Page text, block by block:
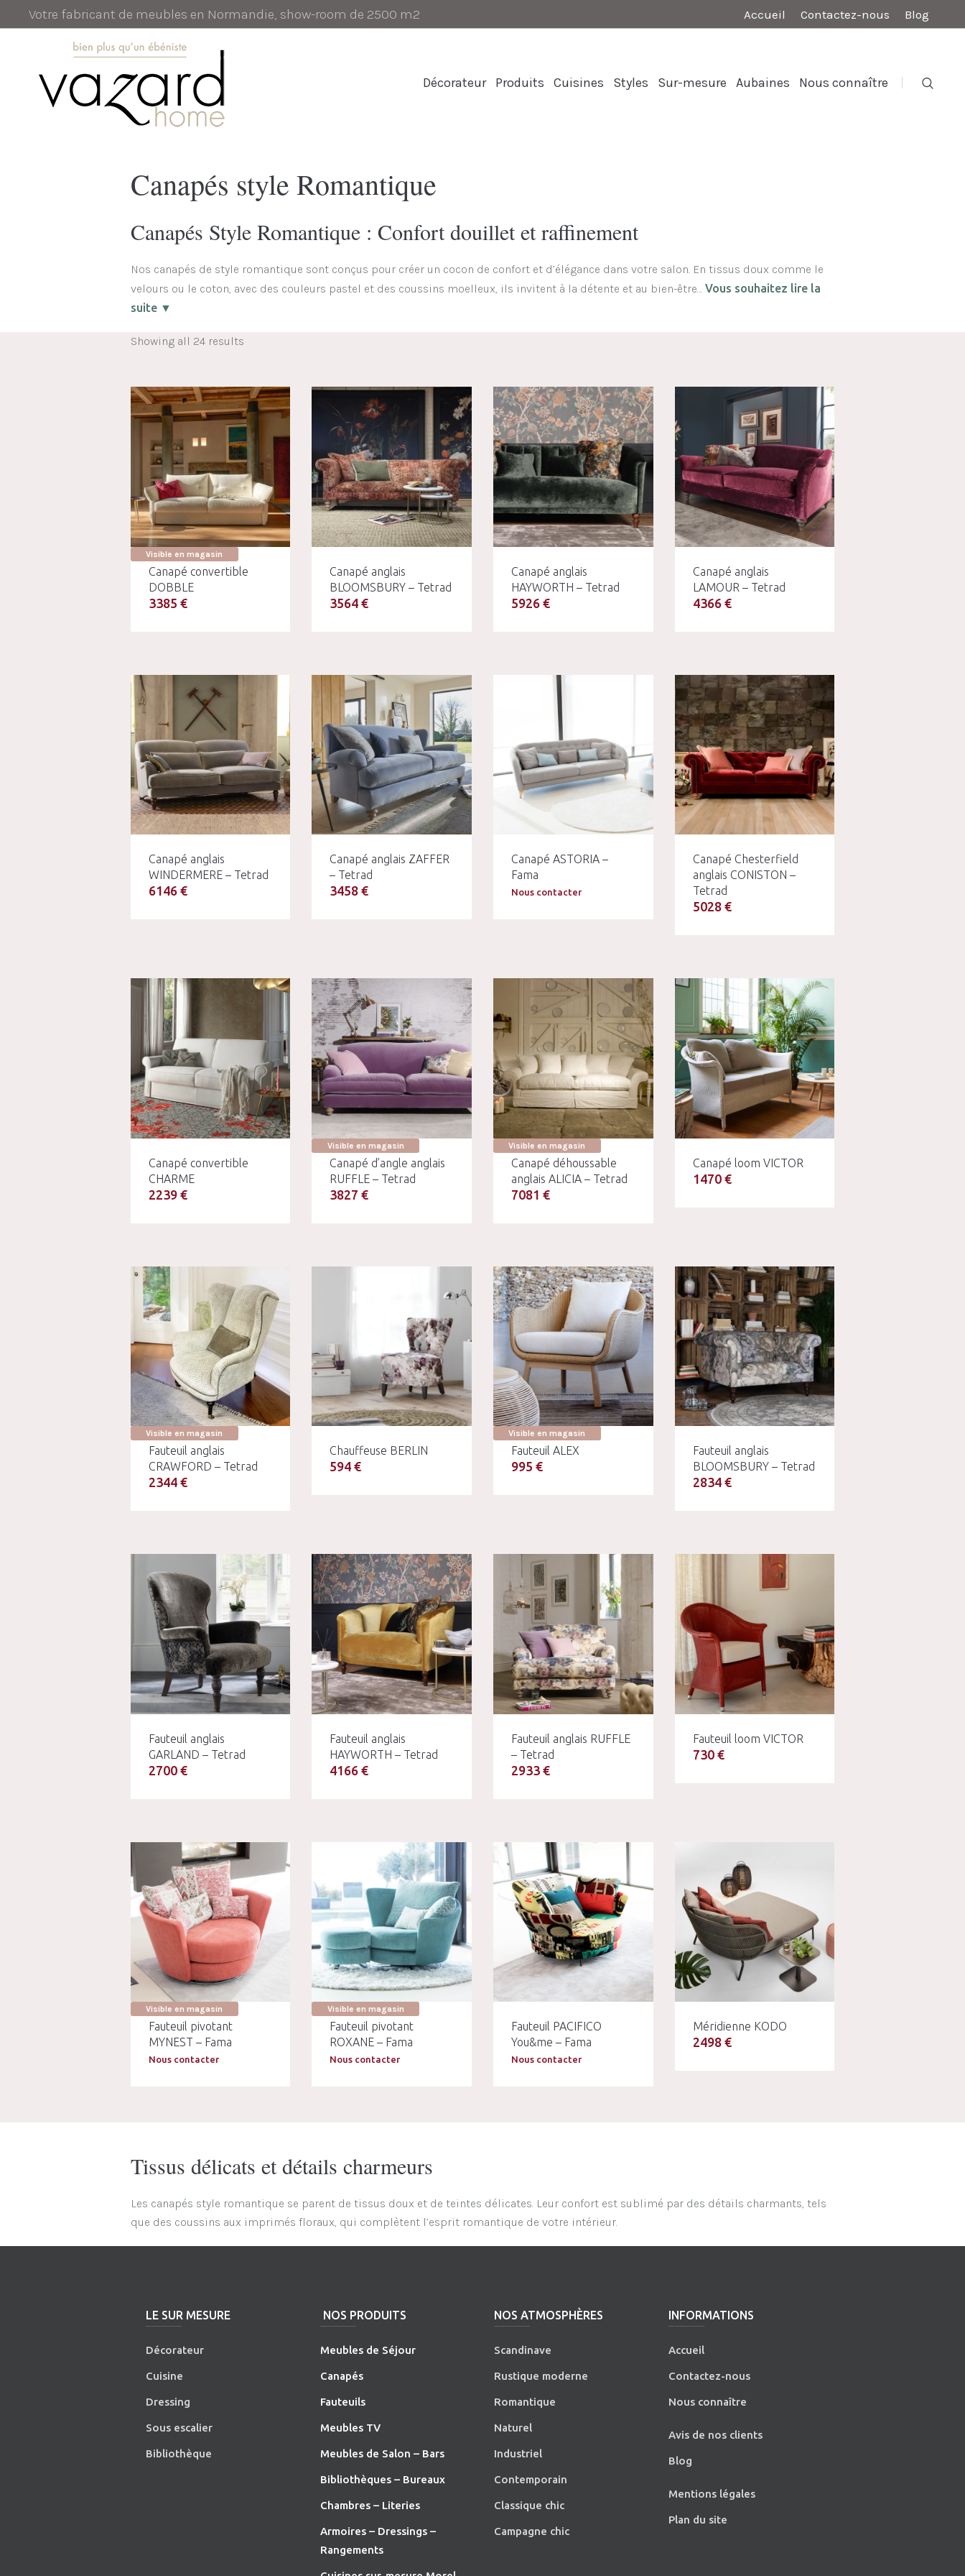
Accueil Contactez-nous Blog
Votre fabricant de meubles en Normandie, show-room de 2500 m2
Décorateur Produits Cuisines Styles Sur-mesure Aubaines Nous connaître
Canapés style Romantique
Canapés Style Romantique : Confort douillet et raffinement
Nos canapés de style romantique sont conçus pour créer un cocon de confort et d’élégance dans votre salon. En tissus doux comme le
velours ou le coton, avec des couleurs pastel et des coussins moelleux, ils invitent à la détente et au bien-être… Vous souhaitez lire la
suite ▼
Showing all 24 results
Visible en magasin
Canapé convertible
DOBBLE
3385 €
Canapé anglais
BLOOMSBURY – Tetrad
3564 €
Canapé anglais
HAYWORTH – Tetrad
5926 €
Canapé anglais
LAMOUR – Tetrad
4366 €
Canapé anglais
WINDERMERE – Tetrad
6146 €
Canapé anglais ZAFFER
– Tetrad
3458 €
Canapé ASTORIA –
Fama
Nous contacter
Canapé Chesterfield
anglais CONISTON –
Tetrad
5028 €
Canapé convertible
CHARME
2239 €
Visible en magasin
Canapé d’angle anglais
RUFFLE – Tetrad
3827 €
Visible en magasin
Canapé déhoussable
anglais ALICIA – Tetrad
7081 €
Canapé loom VICTOR
1470 €
Visible en magasin
Fauteuil anglais
CRAWFORD – Tetrad
2344 €
Chauffeuse BERLIN
594 €
Visible en magasin
Fauteuil ALEX
995 €
Fauteuil anglais
BLOOMSBURY – Tetrad
2834 €
Fauteuil anglais
GARLAND – Tetrad
2700 €
Fauteuil anglais
HAYWORTH – Tetrad
4166 €
Fauteuil anglais RUFFLE
– Tetrad
2933 €
Fauteuil loom VICTOR
730 €
Visible en magasin
Fauteuil pivotant
MYNEST – Fama
Nous contacter
Visible en magasin
Fauteuil pivotant
ROXANE – Fama
Nous contacter
Fauteuil PACIFICO
You&me – Fama
Nous contacter
Méridienne KODO
2498 €
Tissus délicats et détails charmeurs
Les canapés style romantique se parent de tissus doux et de teintes délicates. Leur confort est sublimé par des détails charmants, tels
que des coussins aux imprimés floraux, qui complètent l’esprit romantique de votre intérieur.
LE SUR MESURE
Décorateur
Cuisine
Dressing
Sous escalier
Bibliothèque
NOS PRODUITS
Meubles de Séjour
Canapés
Fauteuils
Meubles TV
Meubles de Salon – Bars
Bibliothèques – Bureaux
Chambres – Literies
Armoires – Dressings –
Rangements
NOS ATMOSPHÈRES
Scandinave
Rustique moderne
Romantique
Naturel
Industriel
Contemporain
Classique chic
Campagne chic
INFORMATIONS
Accueil
Contactez-nous
Nous connaître
Avis de nos clients
Blog
Mentions légales
Plan du site